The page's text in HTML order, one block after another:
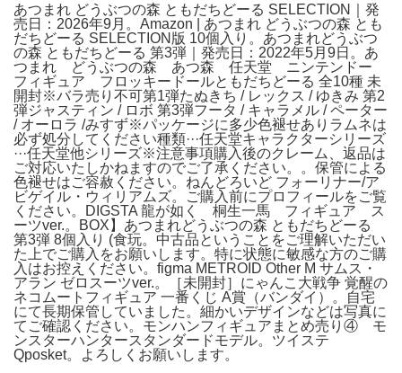
あつまれ どうぶつの森 ともだちどーる SELECTION｜発
売日：2026年9月。Amazon | あつまれ どうぶつの森 とも
だちどーる SELECTION版 10個入り。あつまれどうぶつ
の森 ともだちどーる 第3弾｜発売日：2022年5月9日。あ
つまれ どうぶつの森 あつ森 任天堂 ニンテンドー
フィギュア フロッキードールともだちどーる 全10種 未
開封※バラ売り不可第1弾たぬきち / レックス / ゆきみ 第2
弾ジャスティン / ロボ 第3弾フータ / キャラメル / ペーター
/ オーロラ /みすず※パッケージに多少色褪せありラムネは
必ず処分してください種類···任天堂キャラクターシリーズ
···任天堂他シリーズ※注意事項購入後のクレーム、返品は
ご対応いたしかねますのでご了承ください。。保管による
色褪せはご容赦ください。ねんどろいど フォーリナー/ア
ビゲイル・ウィリアムズ。ご購入前にプロフィールをご覧
ください。DIGSTA 龍が如く 桐生一馬 フィギュア ス
ーツver.。BOX】あつまれどうぶつの森 ともだちどーる
第3弾 8個入り (食玩。中古品ということをご理解いただい
た上でご購入をお願いします。特に状態に敏感な方のご購
入はお控えください。figma METROID Other M サムス・
アラン ゼロスーツver.。［未開封］にゃんこ大戦争 覚醒の
ネコムートフィギュア 一番くじ A賞（バンダイ）。自宅
にて長期保管していました。細かいデザインなどは写真に
てご確認ください。モンハンフィギュアまとめ売り④ モ
ンスターハンタースタンダードモデル。ツイステ
Qposket。よろしくお願いします。